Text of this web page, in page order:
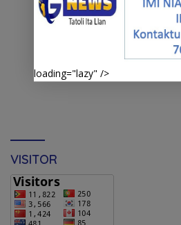
VISITOR
loading="lazy" />